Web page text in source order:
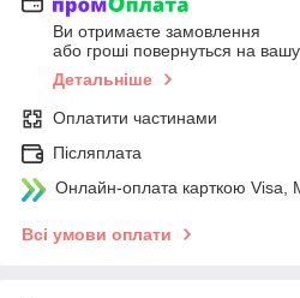
Ви отримаєте замовлення
або гроші повернуться на вашу
Детальніше
Оплатити частинами
Післяплата
Онлайн-оплата карткою Visa,
Всі умови оплати